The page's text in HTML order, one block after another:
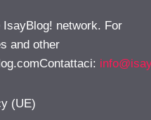
network. For
and other
:
(UE)